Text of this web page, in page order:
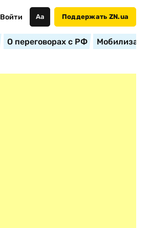
Войти Аа Поддержать ZN.ua
О переговорах с РФ